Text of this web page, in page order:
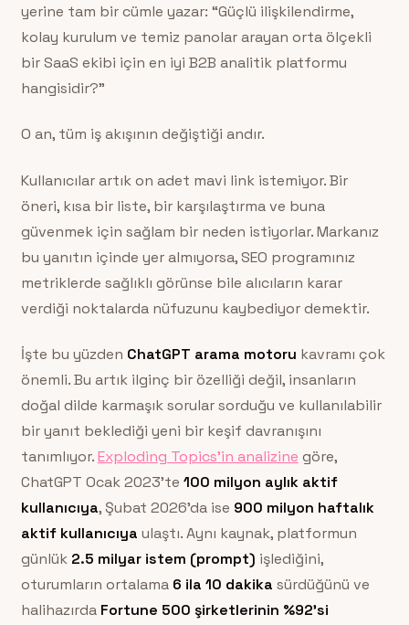
yerine tam bir cümle yazar: “Güçlü ilişkilendirme,
kolay kurulum ve temiz panolar arayan orta ölçekli
bir SaaS ekibi için en iyi B2B analitik platformu
hangisidir?”
O an, tüm iş akışının değiştiği andır.
Kullanıcılar artık on adet mavi link istemiyor. Bir
öneri, kısa bir liste, bir karşılaştırma ve buna
güvenmek için sağlam bir neden istiyorlar. Markanız
bu yanıtın içinde yer almıyorsa, SEO programınız
metriklerde sağlıklı görünse bile alıcıların karar
verdiği noktalarda nüfuzunu kaybediyor demektir.
İşte bu yüzden ChatGPT arama motoru kavramı çok
önemli. Bu artık ilginç bir özelliği değil, insanların
doğal dilde karmaşık sorular sorduğu ve kullanılabilir
bir yanıt beklediği yeni bir keşif davranışını
tanımlıyor.Exploding Topics’in analizine göre,
ChatGPT Ocak 2023’te 100 milyon aylık aktif
kullanıcıya, Şubat 2026’da ise 900 milyon haftalık
aktif kullanıcıya ulaştı. Aynı kaynak, platformun
günlük 2.5 milyar istem (prompt) işlediğini,
oturumların ortalama 6 ila 10 dakika sürdüğünü ve
halihazırda Fortune 500 şirketlerinin %92’si